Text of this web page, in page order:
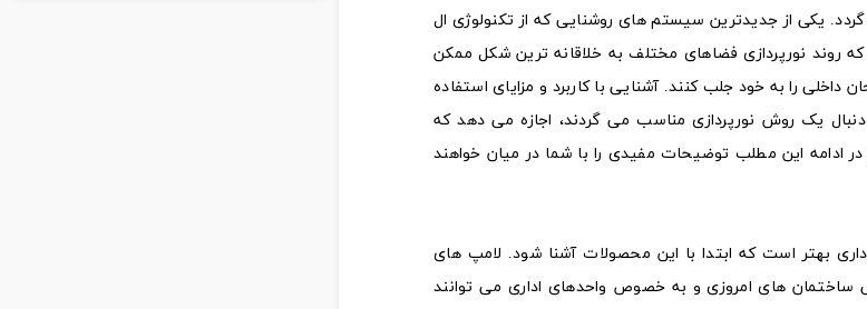
گردد. یکی از جدیدترین سیستم‌ های روشنایی که از تکنولوژی ال
روند نورپردازی فضاهای مختلف به خلاقانه‌ ترین شکل ممکن
را به خود جلب کنند. آشنایی با کاربرد و مزایای استفاده
دنبال یک روش نورپردازی مناسب می‌ گردند، اجازه می‌ دهد که
ادامه این مطلب توضیحات مفیدی را با شما در میان خواهند
بهتر است که ابتدا با این محصولات آشنا شود. لامپ‌ های
ساختمان‌ های امروزی و به خصوص واحد‌های اداری می‌ توانند